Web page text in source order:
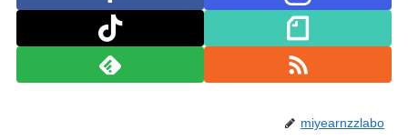
miyearnzzlabo